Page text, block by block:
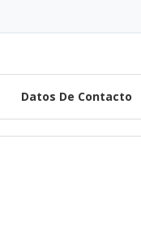
Datos De Contacto